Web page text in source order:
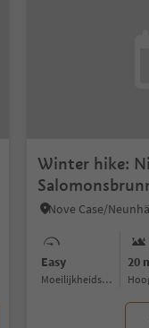
Winter hike:
Easy
Moeilijkheidsgraad
20